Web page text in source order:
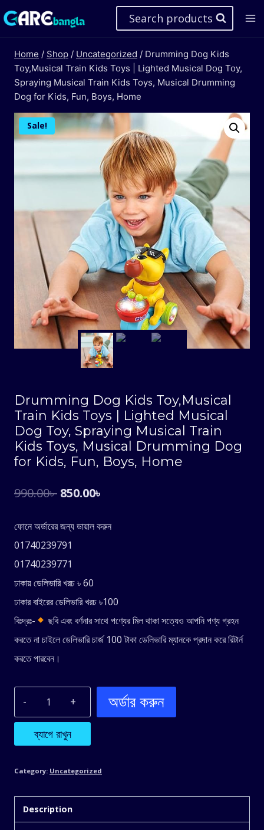
Skip
to
Search products
Home / Shop / Uncategorized / Drumming Dog Kids
Toy,Musical Train Kids Toys | Lighted Musical Dog Toy,
Spraying Musical Train Kids Toys, Musical Drumming
Dog for Kids, Fun, Boys, Home
Sale!
Drumming Dog Kids Toy,Musical
Train Kids Toys | Lighted Musical
Dog Toy, Spraying Musical Train
Kids Toys, Musical Drumming Dog
for Kids, Fun, Boys, Home
990.00৳ Original
was:
990.00৳ .
850.00৳
ফোনে অর্ডারের জন্য ডায়াল করুন
01740239791
01740239771
ঢাকায় ডেলিভারি খরচ ৳ 60
ঢাকার বাইরের ডেলিভারি খরচ ৳100
বিঃদ্রঃ-
ছবি এবং বর্ণনার সাথে পণ্যের মিল থাকা সত্যেও আপনি পণ্য গ্রহন
করতে না চাইলে ডেলিভারি চার্জ 100 টাকা ডেলিভারি ম্যানকে প্রদান করে রিটার্ন
করতে পারবেন।
Drumming
Dog
Train
ব্যাগে রাখুন
অর্ডার করুন
Category: Uncategorized
Description